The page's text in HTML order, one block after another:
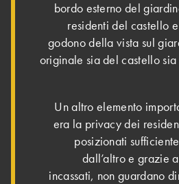
bordo esterno del
residenti del castello
godono della vista sul
originale sia del castello
Un altro elemento
era la privacy dei
posizionati
dall’altro e grazie
incassati, non guardano